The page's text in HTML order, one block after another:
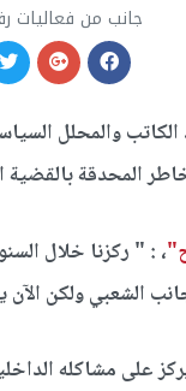
جانب من فعاليات
الكاتب والمحلل
المحدقة بالقضية
، : " ركزنا خلال
الشعبي ولكن
على مشاكله